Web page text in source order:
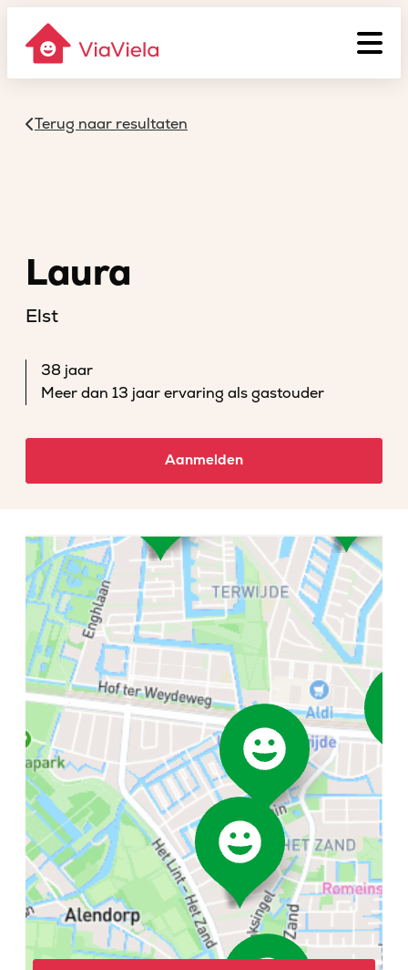
Terug naar resultaten
Laura
Elst
38 jaar
Meer dan 13 jaar ervaring als gastouder
Aanmelden